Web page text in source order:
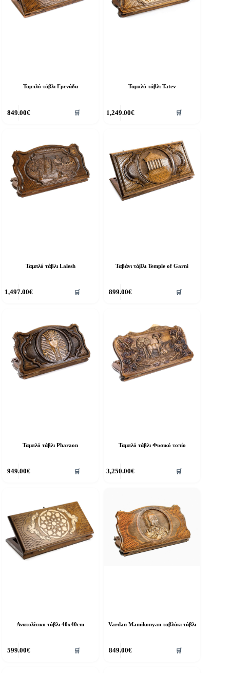
Ταμπλό τάβλι Γρενάδα
849.00€ 🛒
Ταμπλό τάβλι Tatev
1,249.00€ 🛒
Ταμπλό τάβλι Lalesh
1,497.00€ 🛒
Ταβάνι τάβλι Temple of Garni
899.00€ 🛒
Ταμπλό τάβλι Pharaon
949.00€ 🛒
Ταμπλό τάβλι Φυσικό τοπίο
3,250.00€ 🛒
Ανατολίτικο τάβλι 40x40cm
599.00€ 🛒
Vardan Mamikonyan ταβλάκι τάβλι
849.00€ 🛒